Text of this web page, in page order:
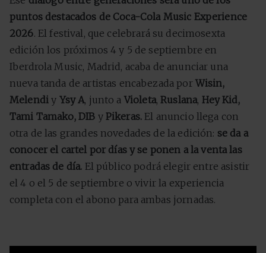
puntos destacados de Coca-Cola Music Experience
2026. El festival, que celebrará su decimosexta
edición los próximos 4 y 5 de septiembre en
Iberdrola Music, Madrid, acaba de anunciar una
nueva tanda de artistas encabezada por Wisin,
Melendiy Ysy A, junto a Violeta,Ruslana, Hey Kid,
Tami Tamako, DIB yPikeras. El anuncio llega con
otra de las grandes novedades de la edición: se da a
conocer el cartel por días y se ponen a la venta las
entradas de día. El público podrá elegir entre asistir
el 4 o el 5 de septiembre o vivir la experiencia
completa con el abono para ambas jornadas.